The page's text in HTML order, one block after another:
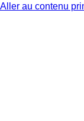
Aller au contenu